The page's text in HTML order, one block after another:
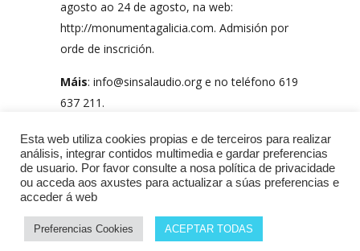
agosto ao 24 de agosto, na web:
http://monumentagalicia.com. Admisión por
orde de inscrición.
Máis: info@sinsalaudio.org e no teléfono 619
637 211.
Esta web utiliza cookies propias e de terceiros para realizar
análisis, integrar contidos multimedia e gardar preferencias
de usuario. Por favor consulte a nosa política de privacidade
ou acceda aos axustes para actualizar a súas preferencias e
acceder á web
Preferencias Cookies ACEPTAR TODAS